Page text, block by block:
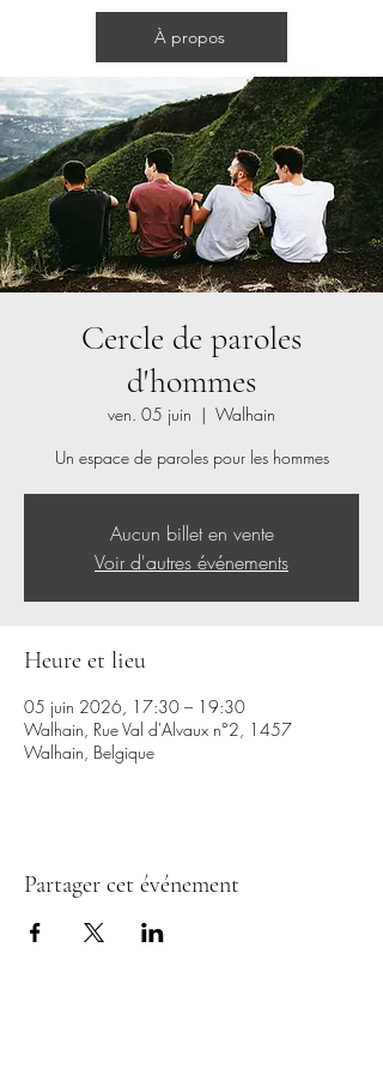
Cercles d'hommesÀ propos
Cercle de paroles
d'hommes
ven. 05 juin
  |
Walhain
Un espace de paroles pour les hommes
Aucun billet en vente
Voir d'autres événements
Heure et lieu
05 juin 2026, 17:30 – 19:30
Walhain, Rue Val d'Alvaux n°2, 1457
Walhain, Belgique
Partager cet événement